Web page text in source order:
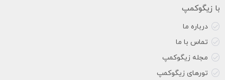
با زیگوکمپ
درباره ما
تماس با ما
مجله زیگوکمپ
تورهای زیگوکمپ